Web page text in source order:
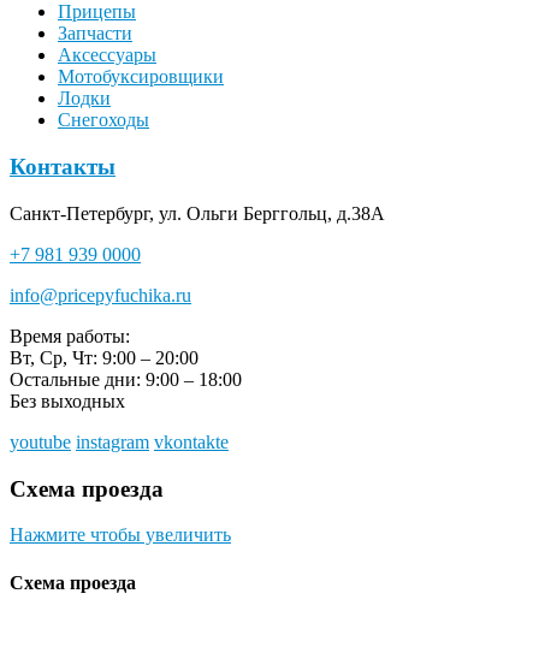
Прицепы
Запчасти
Аксессуары
Мотобуксировщики
Лодки
Снегоходы
Контакты
Санкт-Петербург, ул. Ольги Берггольц, д.38А
+7 981 939 0000
info@pricepyfuchika.ru
Время работы:
Вт, Ср, Чт: 9:00 – 20:00
Остальные дни: 9:00 – 18:00
Без выходных
youtube instagram vkontakte
Схема проезда
Нажмите чтобы увеличить
Схема проезда